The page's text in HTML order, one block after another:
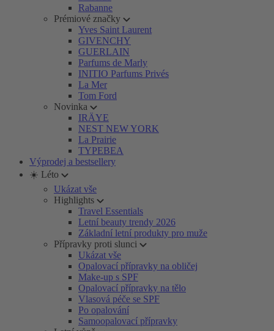
Rabanne
Prémiové značky
Yves Saint Laurent
GIVENCHY
GUERLAIN
Parfums de Marly
INITIO Parfums Privés
La Mer
Tom Ford
Novinka
IRÄYE
NEST NEW YORK
La Prairie
TYPEBEA
Výprodej a bestsellery
☀️ Léto
Ukázat vše
Highlights
Travel Essentials
Letní beauty trendy 2026
Základní letní produkty pro muže
Přípravky proti slunci
Ukázat vše
Opalovací přípravky na obličej
Make-up s SPF
Opalovací přípravky na tělo
Vlasová péče se SPF
Po opalování
Samoopalovací přípravky